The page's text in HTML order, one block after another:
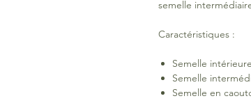
semelle
Caractéristiques :
Semelle
Semelle
Semelle en